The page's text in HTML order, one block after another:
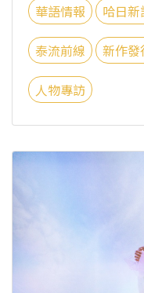
華語情報 哈日新
泰流前線 新作發
人物專訪